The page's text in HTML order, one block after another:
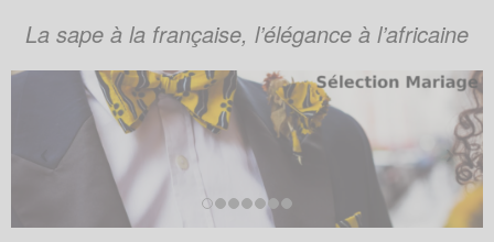
La sape à la française, l’élégance à l’africaine